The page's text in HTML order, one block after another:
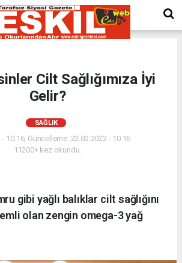
Cilt Sağlığımıza İyi
Gelir?
SAĞLIK
- 10:16, Güncelleme: 22.02.2022 - 10:16
11200+ kez okundu.
gibi yağlı balıklar cilt sağlığını
olan zengin omega-3 yağ